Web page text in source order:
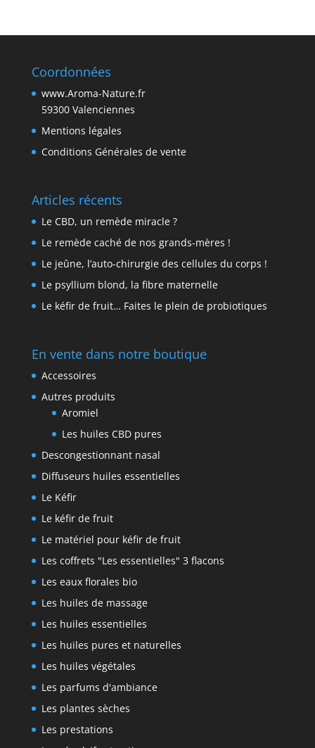
Coordonnées
www.Aroma-Nature.fr
59300 Valenciennes
Mentions légales
Conditions Générales de vente
Articles récents
Le CBD, un remède miracle ?
Le remède caché de nos grands-mères !
Le jeûne, l’auto-chirurgie des cellules du corps !
Le psyllium blond, la fibre maternelle
Le kéfir de fruit… Faites le plein de probiotiques
En vente dans notre boutique
Accessoires
Autres produits
Aromiel
Les huiles CBD pures
Descongestionnant nasal
Diffuseurs huiles essentielles
Le Kéfir
Le kéfir de fruit
Le matériel pour kéfir de fruit
Les coffrets "Les essentielles" 3 flacons
Les eaux florales bio
Les huiles de massage
Les huiles essentielles
Les huiles pures et naturelles
Les huiles végétales
Les parfums d'ambiance
Les plantes sèches
Les prestations